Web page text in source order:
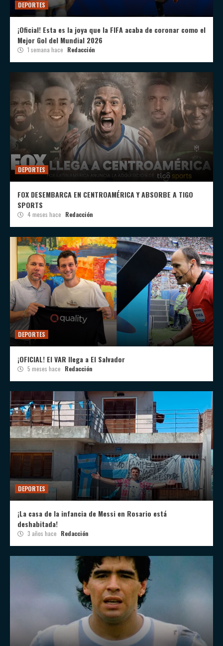
DEPORTES
¡Oficial! Esta es la joya que la FIFA acaba de coronar como el
Mejor Gol del Mundial 2026
1 semana hace Redacción
DEPORTES
FOX DESEMBARCA EN CENTROAMÉRICA Y ABSORBE A TIGO
SPORTS
4 meses hace Redacción
DEPORTES
¡OFICIAL! El VAR llega a El Salvador
5 meses hace Redacción
DEPORTES
¡La casa de la infancia de Messi en Rosario está
deshabitada!
3 años hace Redacción